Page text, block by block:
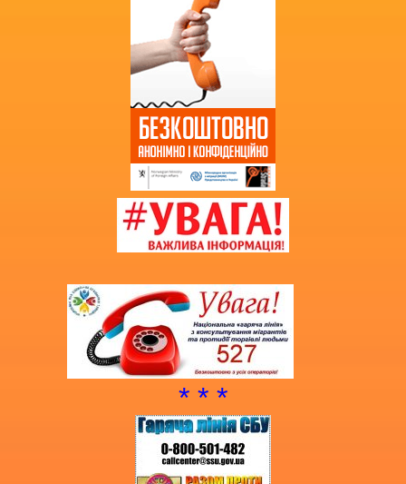
Витяг з протоколу про випуск
учнів (вихованців)
НМТ 2025
* * *